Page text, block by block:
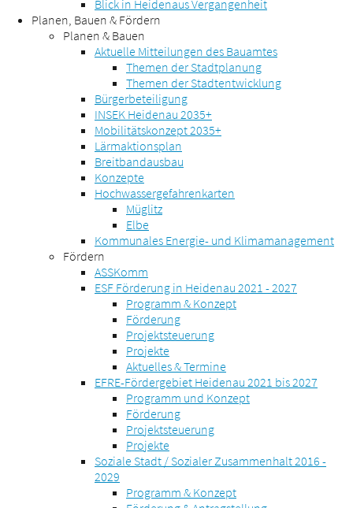
Blick in Heidenaus Vergangenheit
Planen, Bauen & Fördern
Planen & Bauen
Aktuelle Mitteilungen des Bauamtes
Themen der Stadtplanung
Themen der Stadtentwicklung
Bürgerbeteiligung
INSEK Heidenau 2035+
Mobilitätskonzept 2035+
Lärmaktionsplan
Breitbandausbau
Konzepte
Hochwassergefahrenkarten
Müglitz
Elbe
Kommunales Energie- und Klimamanagement
Fördern
ASSKomm
ESF Förderung in Heidenau 2021 - 2027
Programm & Konzept
Förderung
Projektsteuerung
Projekte
Aktuelles & Termine
EFRE-Fördergebiet Heidenau 2021 bis 2027
Programm und Konzept
Förderung
Projektsteuerung
Projekte
Soziale Stadt / Sozialer Zusammenhalt 2016 -
2029
Programm & Konzept